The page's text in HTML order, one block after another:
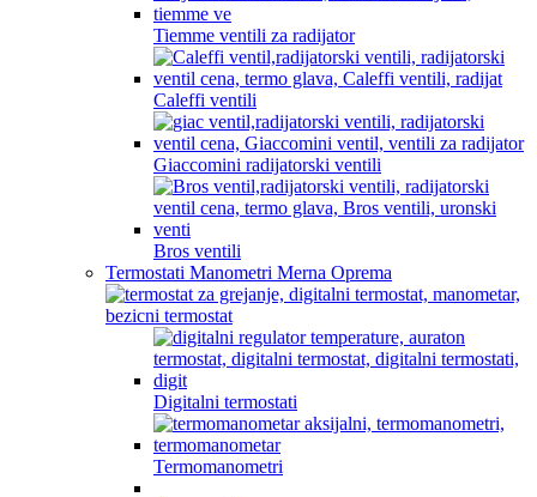
Tiemme ventili za radijator
Caleffi ventili
Giaccomini radijatorski ventili
Bros ventili
Termostati Manometri Merna Oprema
Digitalni termostati
Termomanometri